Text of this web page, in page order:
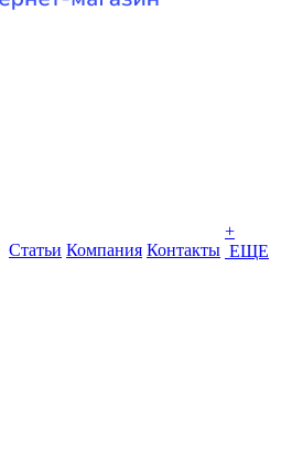
Статьи Компания Контакты
+
ЕЩЕ